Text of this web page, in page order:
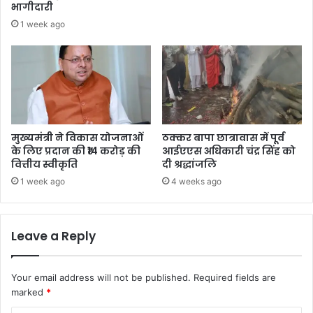
भागीदारी
1 week ago
मुख्यमंत्री ने विकास योजनाओं
के लिए प्रदान की ₹14 करोड़ की
वित्तीय स्वीकृति
1 week ago
ठक्कर बापा छात्रावास में पूर्व
आईएएस अधिकारी चंद्र सिंह को
दी श्रद्धांजलि
4 weeks ago
Leave a Reply
Your email address will not be published. Required fields are
marked *